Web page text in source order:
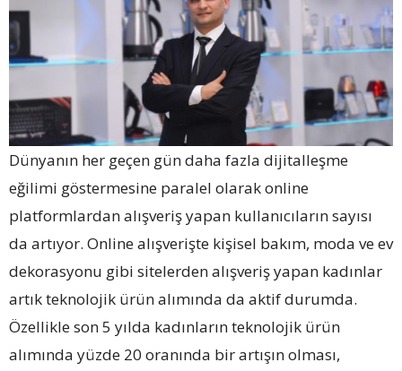
Dünyanın her geçen gün daha fazla dijitalleşme
eğilimi göstermesine paralel olarak online
platformlardan alışveriş yapan kullanıcıların sayısı
da artıyor. Online alışverişte kişisel bakım, moda ve ev
dekorasyonu gibi sitelerden alışveriş yapan kadınlar
artık teknolojik ürün alımında da aktif durumda.
Özellikle son 5 yılda kadınların teknolojik ürün
alımında yüzde 20 oranında bir artışın olması,